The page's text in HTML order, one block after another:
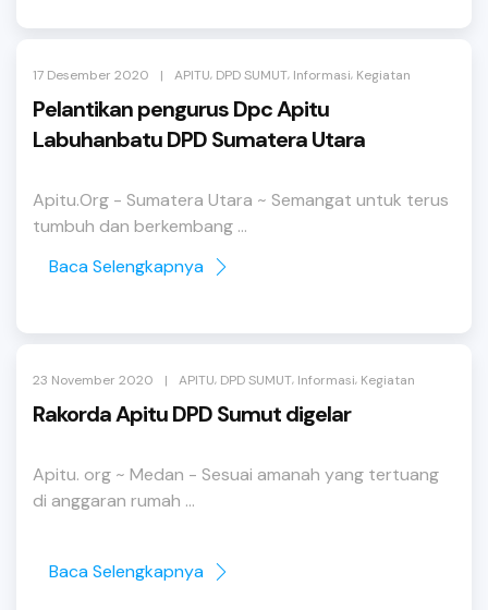
17 Desember 2020 | APITU, DPD SUMUT, Informasi, Kegiatan
Pelantikan pengurus Dpc Apitu
Labuhanbatu DPD Sumatera Utara
Apitu.Org - Sumatera Utara ~ Semangat untuk terus
tumbuh dan berkembang ...
Baca Selengkapnya
23 November 2020 | APITU, DPD SUMUT, Informasi, Kegiatan
Rakorda Apitu DPD Sumut digelar
Apitu. org ~ Medan - Sesuai amanah yang tertuang
di anggaran rumah ...
Baca Selengkapnya